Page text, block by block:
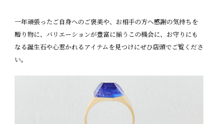
一年頑張ったご自身へのご褒美や、お相手の方へ感謝の気持ちを
贈り物に、バリエーションが豊富に揃うこの機会に、お守りにも
なる誕生石や心惹かれるアイテムを見つけにぜひ店頭でご覧くださ
い。